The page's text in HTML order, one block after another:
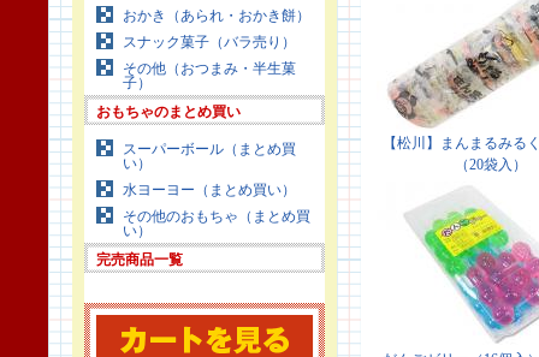
おかき（あられ・おかき餅）
スナック菓子（バラ売り）
その他（おつまみ・半生菓
子）
おもちゃのまとめ買い
スーパーボール（まとめ買
い）
水ヨーヨー（まとめ買い）
その他のおもちゃ（まとめ買
い）
完売商品一覧